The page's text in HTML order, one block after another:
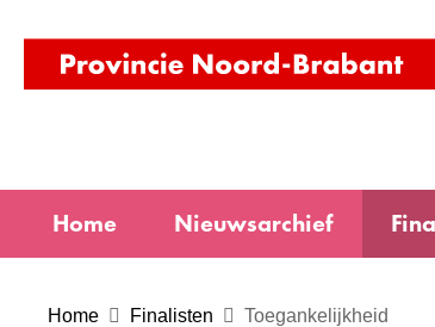
Home Nieuwsarchief
Home Finalisten Toegankelijkheid